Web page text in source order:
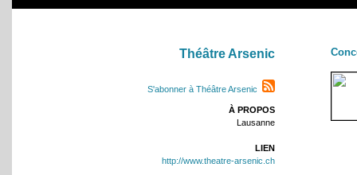
Théâtre Arsenic
S'abonner à Théâtre Arsenic
À PROPOS
Lausanne
LIEN
http://www.theatre-arsenic.ch